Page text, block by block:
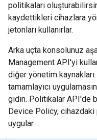
politikaları
kaydettikleri cihazlara
jetonları kullanırlar.
Arka uçta konsolunuz
Management API'yi
diğer yönetim
tamamlayıcı
gidin. Politikalar API'de
Device Policy, cihazdaki
uygular.